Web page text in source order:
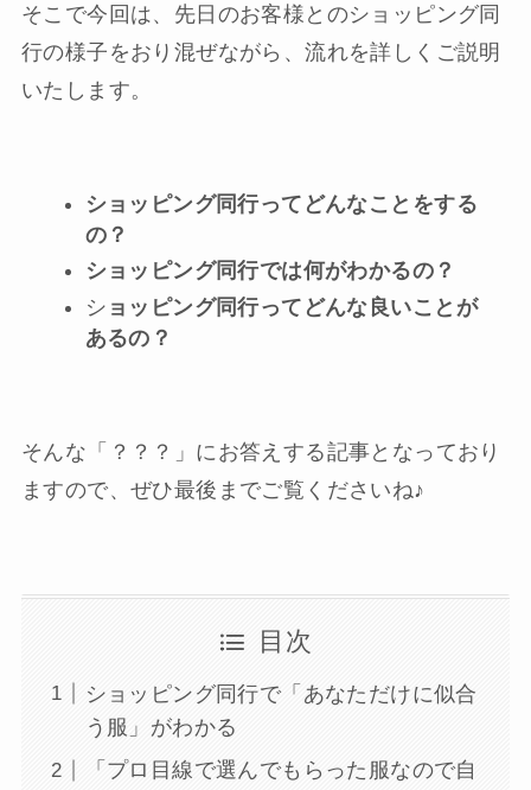
そこで今回は、先日のお客様とのショッピング同
行の様子をおり混ぜながら、流れを詳しくご説明
いたします。
ショッピング同行ってどんなことをする
の？
ショッピング同行では何がわかるの？
シ ョッピング同行ってどんな良いことが
あるの？
そんな「？？？」にお答えする記事となっており
ますので、ぜひ最後までご覧くださいね♪
目次
ショッピング同行で「あなただけに似合
う服」がわかる
「プロ目線で選んでもらった服なので自